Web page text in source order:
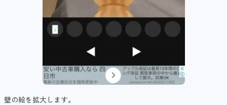
壁の絵を拡大します。